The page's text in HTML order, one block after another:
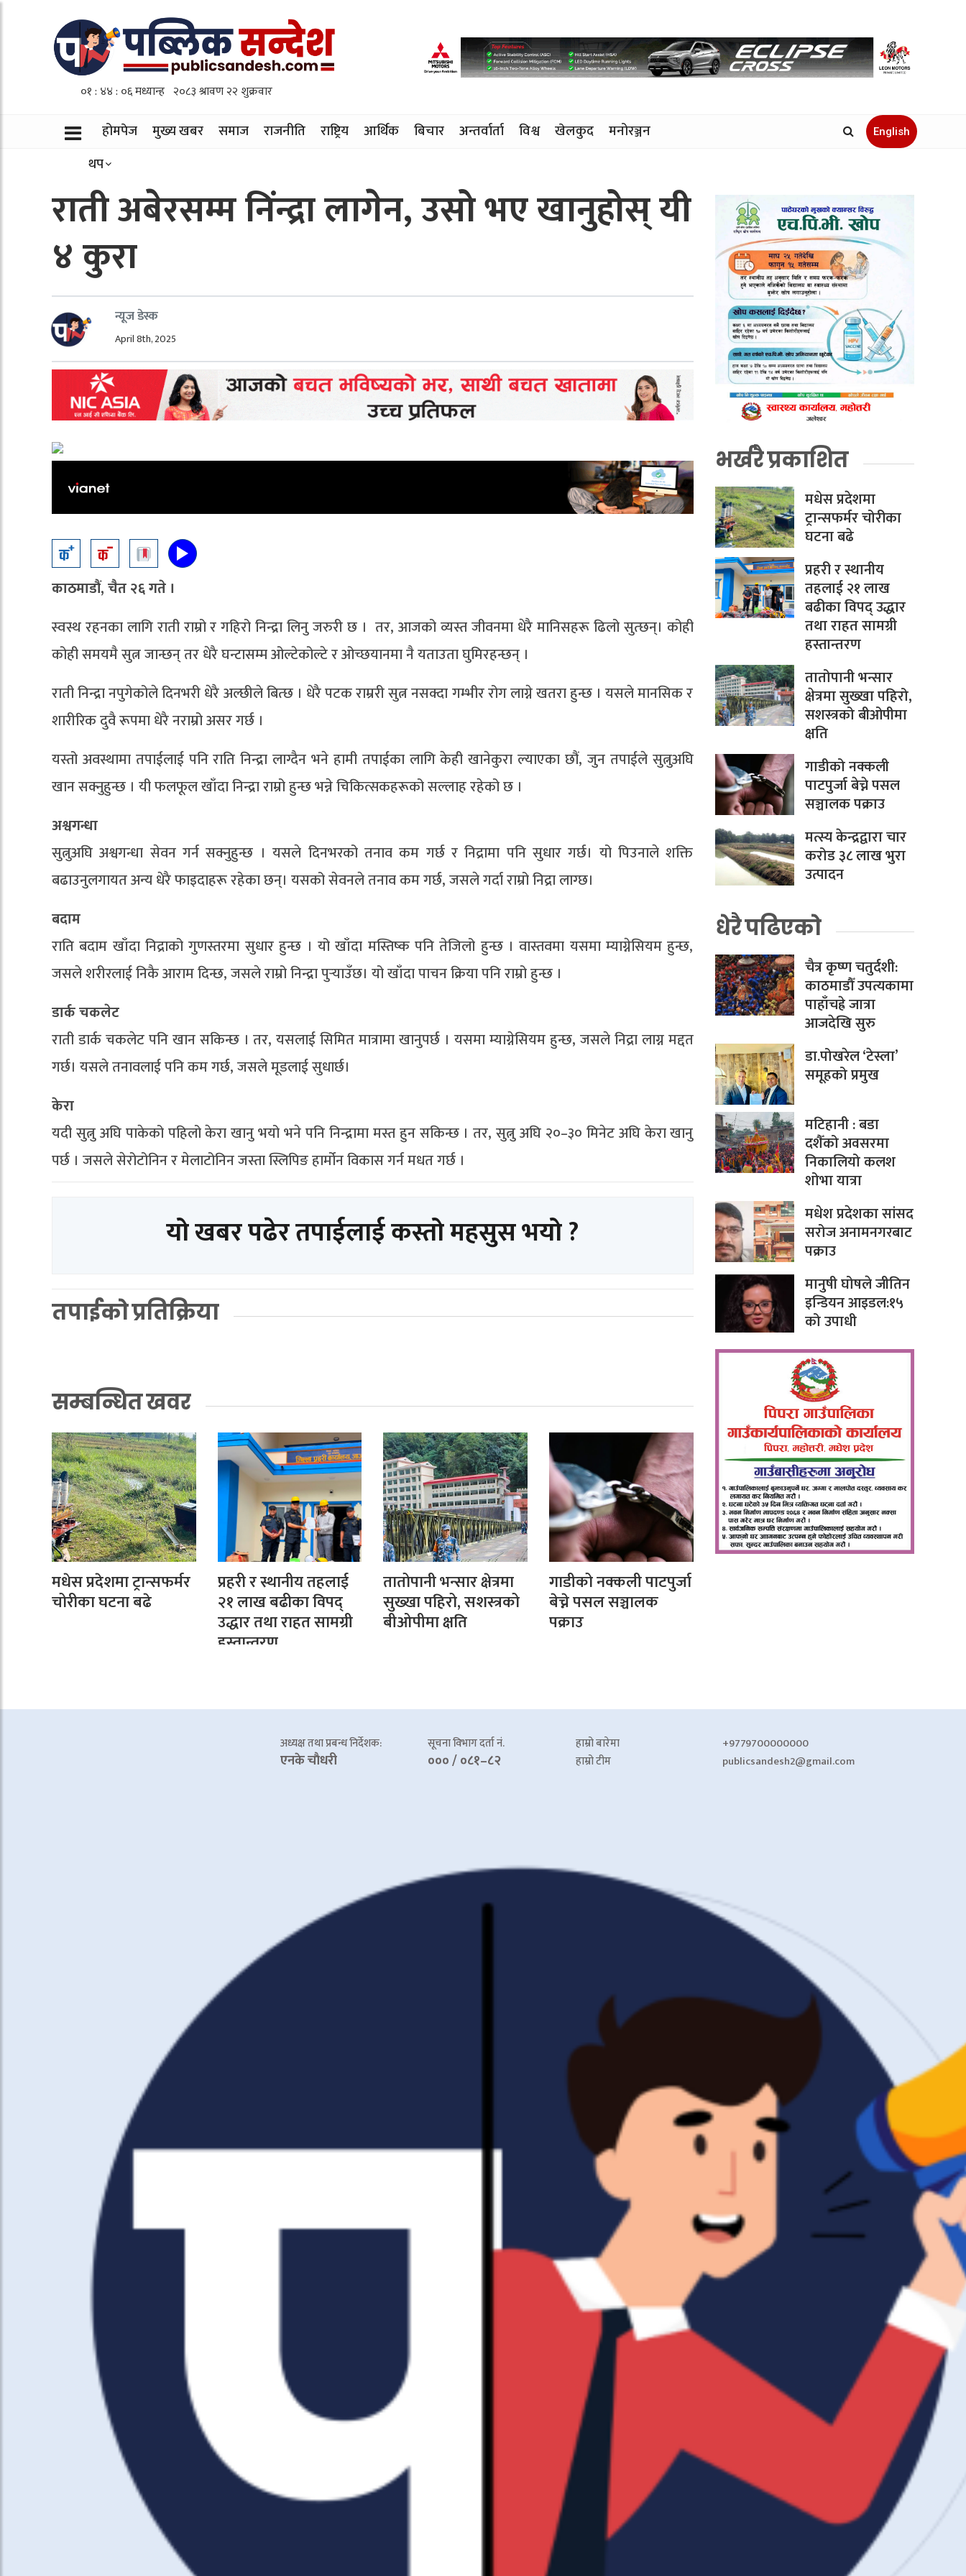
होमपेज मुख्य खबर समाज राजनीति राष्ट्रिय आर्थिक बिचार अन्तर्वार्ता विश्व खेलकुद
मनोरञ्जन
थप
English
राती अबेरसम्म निंन्द्रा लागेन, उसो भए खानुहोस् यी
४ कुरा
न्यूज डेस्क
April 8th, 2025
काठमाडौं, चैत २६ गते ।
स्वस्थ रहनका लागि राती राम्रो र गहिरो निन्द्रा लिनु जरुरी छ । तर, आजको व्यस्त जीवनमा धेरै मानिसहरू ढिलो सुत्छन्। कोही
कोही समयमै सुत्न जान्छन् तर धेरै घन्टासम्म ओल्टेकोल्टे र ओच्छयानमा नै यताउता घुमिरहन्छन् ।
राती निन्द्रा नपुगेकोले दिनभरी धेरै अल्छीले बित्छ । धेरै पटक राम्ररी सुत्न नसक्दा गम्भीर रोग लाग्ने खतरा हुन्छ । यसले मानसिक र
शारीरिक दुवै रूपमा धेरै नराम्रो असर गर्छ ।
यस्तो अवस्थामा तपाईलाई पनि राति निन्द्रा लाग्दैन भने हामी तपाईका लागि केही खानेकुरा ल्याएका छौं, जुन तपाईले सुत्नुअघि
खान सक्नुहुन्छ । यी फलफूल खाँदा निन्द्रा राम्रो हुन्छ भन्ने चिकित्सकहरूको सल्लाह रहेको छ ।
अश्वगन्धा
सुत्नुअघि अश्वगन्धा सेवन गर्न सक्नुहुन्छ । यसले दिनभरको तनाव कम गर्छ र निद्रामा पनि सुधार गर्छ। यो पिउनाले शक्ति
बढाउनुलगायत अन्य धेरै फाइदाहरू रहेका छन्। यसको सेवनले तनाव कम गर्छ, जसले गर्दा राम्रो निद्रा लाग्छ।
बदाम
राति बदाम खाँदा निद्राको गुणस्तरमा सुधार हुन्छ । यो खाँदा मस्तिष्क पनि तेजिलो हुन्छ । वास्तवमा यसमा म्याग्नेसियम हुन्छ,
जसले शरीरलाई निकै आराम दिन्छ, जसले राम्रो निन्द्रा पुर्‍याउँछ। यो खाँदा पाचन क्रिया पनि राम्रो हुन्छ ।
डार्क चकलेट
राती डार्क चकलेट पनि खान सकिन्छ । तर, यसलाई सिमित मात्रामा खानुपर्छ । यसमा म्याग्नेसियम हुन्छ, जसले निद्रा लाग्न मद्दत
गर्छ। यसले तनावलाई पनि कम गर्छ, जसले मूडलाई सुधार्छ।
केरा
यदी सुत्नु अघि पाकेको पहिलो केरा खानु भयो भने पनि निन्द्रामा मस्त हुन सकिन्छ । तर, सुत्नु अघि २०–३० मिनेट अघि केरा खानु
पर्छ । जसले सेरोटोनिन र मेलाटोनिन जस्ता स्लिपिङ हार्मोन विकास गर्न मधत गर्छ ।
यो खबर पढेर तपाईलाई कस्तो महसुस भयो ?
तपाईको प्रतिक्रिया
सम्बन्धित खवर
मधेस प्रदेशमा ट्रान्सफर्मर
चोरीका घटना बढे
प्रहरी र स्थानीय तहलाई
२१ लाख बढीका विपद्
उद्धार तथा राहत सामग्री
हस्तान्तरण
तातोपानी भन्सार क्षेत्रमा
सुख्खा पहिरो, सशस्त्रको
बीओपीमा क्षति
गाडीको नक्कली पाटपुर्जा
बेच्ने पसल सञ्चालक
पक्राउ
भर्खरै प्रकाशित
मधेस प्रदेशमा
ट्रान्सफर्मर चोरीका
घटना बढे
प्रहरी र स्थानीय
तहलाई २१ लाख
बढीका विपद् उद्धार
तथा राहत सामग्री
हस्तान्तरण
तातोपानी भन्सार
क्षेत्रमा सुख्खा पहिरो,
सशस्त्रको बीओपीमा
क्षति
गाडीको नक्कली
पाटपुर्जा बेच्ने पसल
सञ्चालक पक्राउ
मत्स्य केन्द्रद्वारा चार
करोड ३८ लाख भुरा
उत्पादन
धेरै पढिएको
चैत्र कृष्ण चतुर्दशी:
काठमाडौँ उपत्यकामा
पाहाँचह्रे जात्रा
आजदेखि सुरु
डा.पोखरेल ‘टेस्ला’
समूहको प्रमुख
मटिहानी : बडा
दशैँको अवसरमा
निकालियो कलश
शोभा यात्रा
मधेश प्रदेशका सांसद
सरोज अनामनगरबाट
पक्राउ
मानुषी घोषले जीतिन
इन्डियन आइडल:१५
को उपाधी
अध्यक्ष तथा प्रबन्ध निर्देशक:
एनके चाैधरी
सूचना विभाग दर्ता नं.
००० / ०८१–८२
हाम्रो बारेमा
हाम्रो टीम
+9779700000000
publicsandesh2@gmail.com